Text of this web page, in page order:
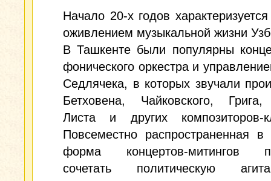
Начало 20-х годов
оживлением музыкальной жизни
В Ташкенте были популярны
фонического оркестра и
Седлячека, в которых звучали
Бетховена, Чайковского,
Листа и других композиторов-
Повсеместно распространенная
форма концертов-митингов
сочетать политическую